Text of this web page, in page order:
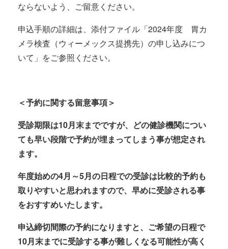
ならないよう、ご留意ください。
申込手順の詳細は、添付ファイル「2024年度 胃カ
メラ検査（ウィーメックス提携先）の申し込みにつ
いて」をご参照ください。
＜予約に関する留意事項＞
受診期限は10月末までですが、どの健診機関につい
ても早い段階で予約が埋まってしまう事が想定され
ます。
年度始めの4月～5月の日程での受診は比較的予約も
取りやすいと思われますので、早めに受診される事
をおすすめいたします。
申込締切間際の予約になりますと、ご希望の日程で
10月末までに受診する事が難しく なる可能性が高く